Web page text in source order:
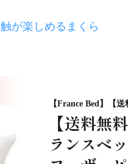
が楽しめるまくら
【France Bed】【
【送料無
ランスベ